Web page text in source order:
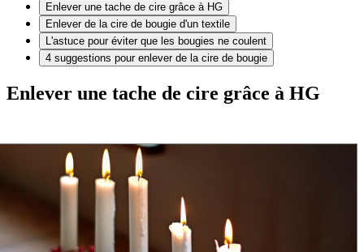
Enlever une tache de cire grâce à HG
Enlever de la cire de bougie d'un textile
L'astuce pour éviter que les bougies ne coulent
4 suggestions pour enlever de la cire de bougie
Enlever une tache de cire grâce à HG